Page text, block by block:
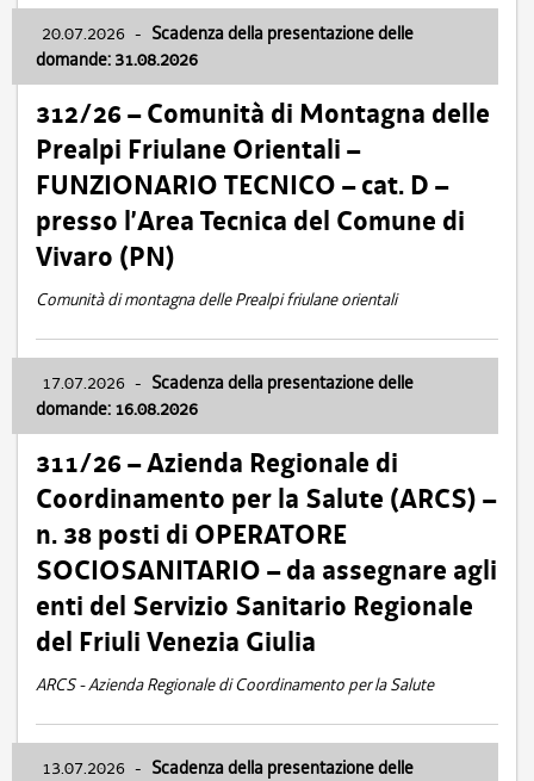
20.07.2026 - Scadenza della presentazione delle
domande: 31.08.2026
312/26 – Comunità di Montagna delle
Prealpi Friulane Orientali –
FUNZIONARIO TECNICO – cat. D –
presso l’Area Tecnica del Comune di
Vivaro (PN)
Comunità di montagna delle Prealpi friulane orientali
17.07.2026 - Scadenza della presentazione delle
domande: 16.08.2026
311/26 – Azienda Regionale di
Coordinamento per la Salute (ARCS) –
n. 38 posti di OPERATORE
SOCIOSANITARIO – da assegnare agli
enti del Servizio Sanitario Regionale
del Friuli Venezia Giulia
ARCS - Azienda Regionale di Coordinamento per la Salute
13.07.2026 - Scadenza della presentazione delle